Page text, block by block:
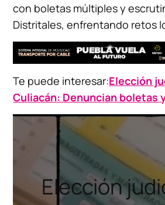
con boletas múltiples y
Distritales, enfrentando retos
Te puede interesar:Elección
Culiacán: Denuncian boletas
Elección